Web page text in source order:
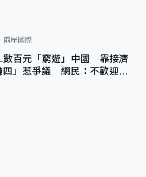
兩岸國際
數百元「窮遊」中國 靠接濟
四」惹爭議 網民：不歡迎劣